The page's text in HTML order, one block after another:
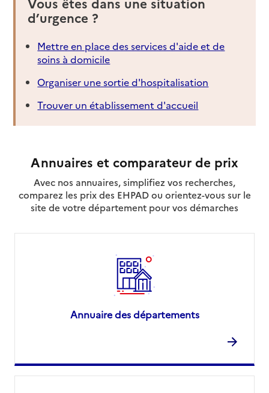
d’urgence ?
Mettre en place des services d'aide et de
soins à domicile
Organiser une sortie d'hospitalisation
Trouver un établissement d'accueil
Annuaires et comparateur de prix
Avec nos annuaires, simplifiez vos recherches,
comparez les prix des EHPAD ou orientez-vous sur le
site de votre département pour vos démarches
Annuaire des départements